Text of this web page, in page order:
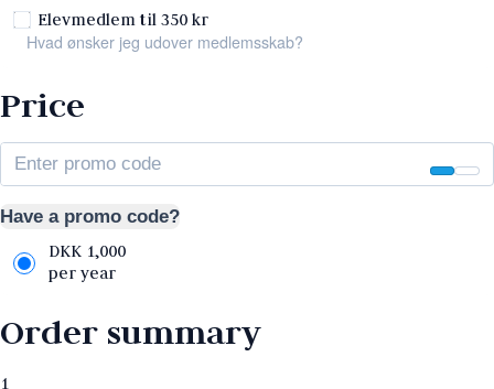
Elevmedlem til 350 kr
Hvad ønsker jeg udover medlemsskab?
Price
Have a promo code?
DKK 1,000
per year
Order summary
1